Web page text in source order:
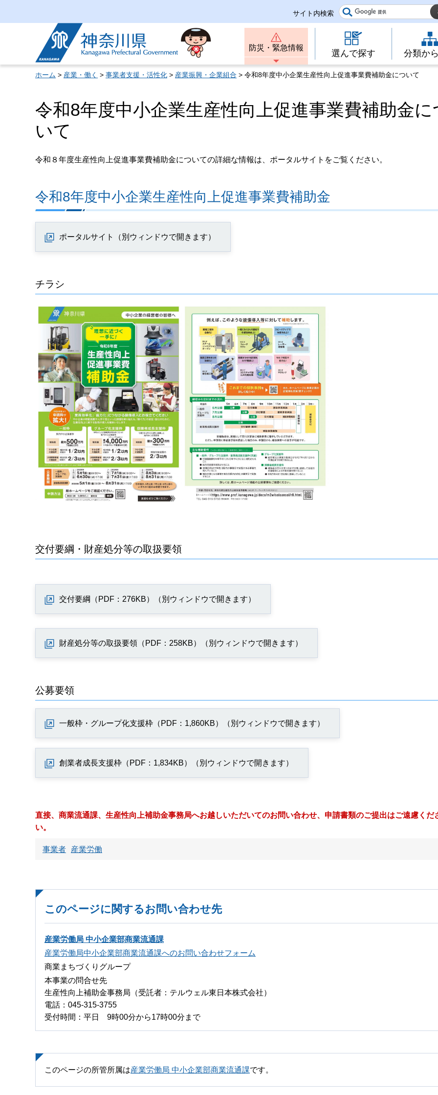
サイト内検索
神奈川県
防災・緊急情報
選んで探す 分類か
ホーム > 産業・働く > 事業者支援・活性化 > 産業振興・企業組合 > 令和8年度中小企業生産性向上促進事業費補助金について
令和8年度中小企業生産性向上促進事業費補助金に
いて
令和８年度生産性向上促進事業費補助金についての詳細な情報は、ポータルサイトをご覧ください。
令和8年度中小企業生産性向上促進事業費補助金
ポータルサイト（別ウィンドウで開きます）
チラシ
交付要綱・財産処分等の取扱要領
交付要綱（PDF：276KB）（別ウィンドウで開きます）
財産処分等の取扱要領（PDF：258KB）（別ウィンドウで開きます）
公募要領
一般枠・グループ化支援枠（PDF：1,860KB）（別ウィンドウで開きます）
創業者成長支援枠（PDF：1,834KB）（別ウィンドウで開きます）
直接、商業流通課、生産性向上補助金事務局へお越しいただいてのお問い合わせ、申請書類のご提出はご遠慮くだ
い。
事業者 産業労働
このページに関するお問い合わせ先
産業労働局 中小企業部商業流通課
産業労働局中小企業部商業流通課へのお問い合わせフォーム
商業まちづくりグループ
本事業の問合せ先
生産性向上補助金事務局（受託者：テルウェル東日本株式会社）
電話：045-315-3755
受付時間：平日 9時00分から17時00分まで
このページの所管所属は産業労働局 中小企業部商業流通課です。